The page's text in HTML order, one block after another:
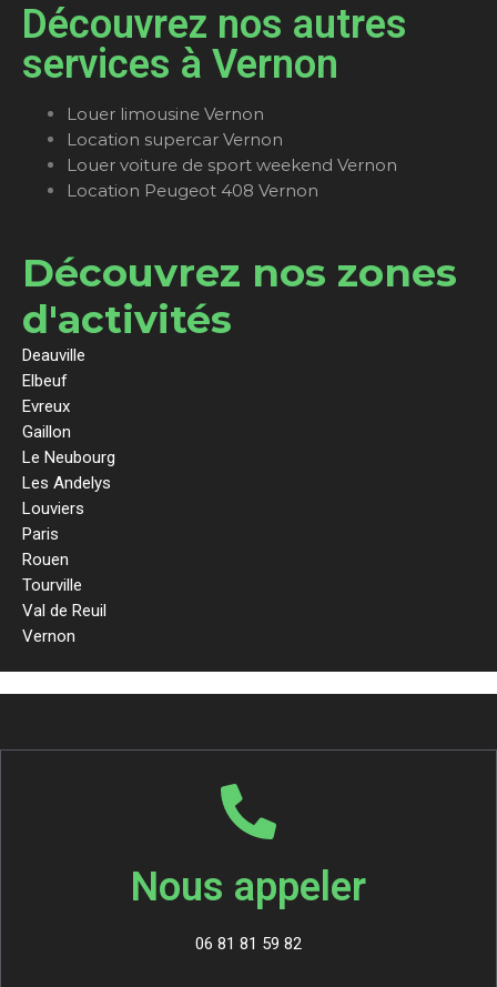
Découvrez nos autres
services à Vernon
Louer limousine Vernon
Location supercar Vernon
Louer voiture de sport weekend Vernon
Location Peugeot 408 Vernon
Découvrez nos zones
d'activités
Deauville
Elbeuf
Evreux
Gaillon
Le Neubourg
Les Andelys
Louviers
Paris
Rouen
Tourville
Val de Reuil
Vernon
Nous appeler
06 81 81 59 82